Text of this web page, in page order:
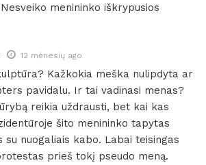
menininko iškrypusios
12 mėnesių ago
Kažkokia meška nulipdyta ar
pavidalu. Ir tai vadinasi menas?
reikia uždrausti, bet kai kas
šito menininko tapytas
su nuogaliais kabo. Labai teisingas
prieš tokį pseudo meną.